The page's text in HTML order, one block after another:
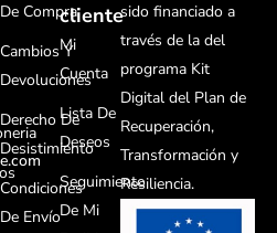
De Compra
Cambios Y
Devoluciones
Derecho De
Desistimiento
Condiciones
De Envío
cliente
Mi
Cuenta
Lista De
Deseos
Seguimiento
De Mi
sido financiado a
través de la del
programa Kit
Digital del Plan de
Recuperación,
Transformación y
Resiliencia.